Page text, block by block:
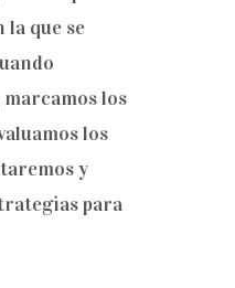
la que se
marcamos los
los
y
para